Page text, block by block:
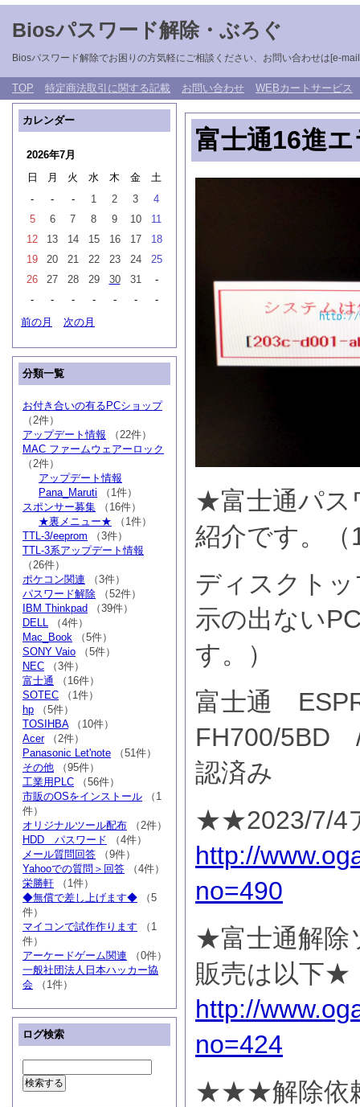
Biosパスワード解除・ぶろぐ
Biosパスワード解除でお困りの方気軽にご相談ください、お問い合わせは[e-
TOP 特定商法取引に関する記載 お問い合わせ WEBカートサービス
富士通16進
★富士通パス
紹介です。
ディスクト
示の出ない
す。）
富士通
FH700/5BD
認済み
★★2023/7/4
http://
no=490
★富士通解除
販売は以下★
http://
no=424
★★★解除依
カレンダー
2026年7月
日
月 火 水 木 金
土
-
- - 1 2 3
4
5
6 7 8 9 10
11
12
13 14 15 16 17
18
19
20 21 22 23 24
25
26
27 28 29 30 31
-
-
- - - - -
-
前の月
次の月
分類一覧
お付き合いの有るPCショップ
（2件）
アップデート情報 （22件）
MAC ファームウェアーロック
（2件）
アップデート情報
Pana_Maruti （1件）
スポンサー募集 （16件）
★裏メニュー★ （1件）
TTL-3/eeprom （3件）
TTL-3系アップデート情報
（26件）
ポケコン関連 （3件）
パスワード解除 （52件）
IBM Thinkpad （39件）
DELL （4件）
Mac_Book （5件）
SONY Vaio （5件）
NEC （3件）
富士通 （16件）
SOTEC （1件）
hp （5件）
TOSIHBA（10件）
Acer（2件）
Panasonic Let'note （51件）
その他 （95件）
工業用PLC （56件）
市販のOSをインストール （1
件）
オリジナルツール配布 （2件）
HDD パスワード （4件）
メール質問回答 （9件）
Yahooでの質問＞回答 （4件）
栄勝軒 （1件）
◆無償で差し上げます◆ （5
件）
マイコンで試作作ります （1
件）
アーケードゲーム関連 （0件）
一般社団法人日本ハッカー協
会 （1件）
ログ検索